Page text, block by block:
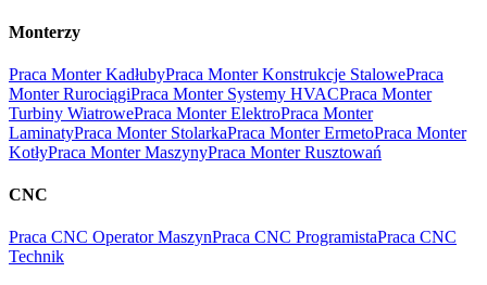
Monterzy
Praca Monter KadłubyPraca Monter Konstrukcje StalowePraca
Monter RurociągiPraca Monter Systemy HVACPraca Monter
Turbiny WiatrowePraca Monter ElektroPraca Monter
LaminatyPraca Monter StolarkaPraca Monter ErmetoPraca Monter
KotłyPraca Monter MaszynyPraca Monter Rusztowań
CNC
Praca CNC Operator MaszynPraca CNC ProgramistaPraca CNC
Technik